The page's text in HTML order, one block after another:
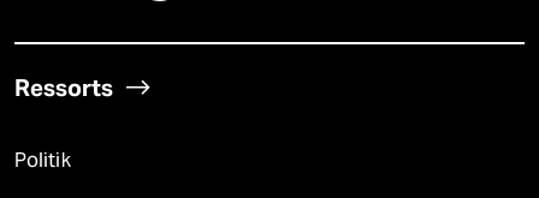
Ressorts
Politik